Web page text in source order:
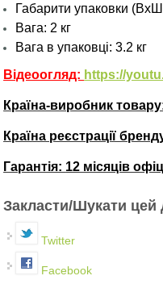
Габарити упаковки
Вага: 2 кг
Вага в упаковці: 3.2 кг
Відеоогляд: https://
Країна-виробник
Країна реєстрації
Гарантія: 12 місяців
Вертикальні
Закласти/Шукати цей
Twitter
Facebook